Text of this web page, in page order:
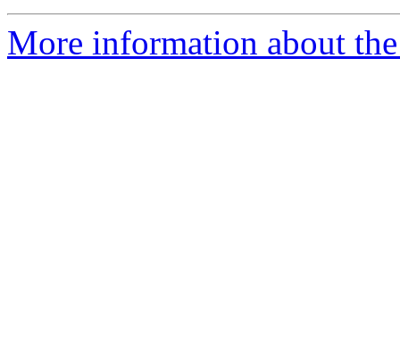
More information about